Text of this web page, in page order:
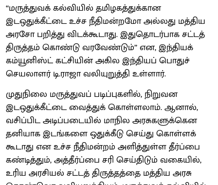
‘‘மருத்துவக் கல்வியில் தமிழகத்துக்கான
இடஒதுக்கீட்டை உச்ச நீதிமன்றமோ அல்லது மத்திய
அரசோ பறித்து விடக்கூடாது. இதுதொடர்பாக சட்டத்
திருத்தம் கொண்டு வரவேண்டும்’’ என, இந்தியக்
கம்யூனிஸ்ட் கட்சியின் அகில இந்தியப் பொதுச்
செயலாளர் டி.ராஜா வலியுறுத்தி உள்ளார்.
முதுநிலை மருத்துவப் படிப்புகளில், நிறுவன
இடஒதுக்கீட்டை வைத்துக் கொள்ளலாம். ஆனால்,
வசிப்பிட அடிப்படையில் மாநில அரசுகளுக்கென
தனியாக இடங்களை ஒதுக்கீடு செய்து கொள்ளக்
கூடாது என உச்ச நீதிமன்றம் அளித்துள்ள தீர்ப்பை
கண்டித்தும், அத்தீர்ப்பை சரி செய்திடும் வகையில்,
உரிய அரசியல் சட்டத் திருத்தத்தை மத்திய அரசு